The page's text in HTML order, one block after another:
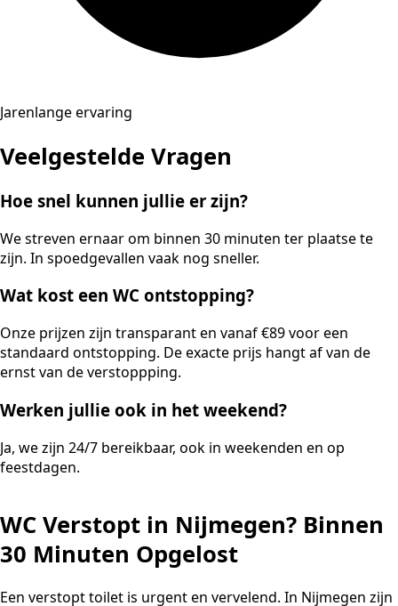
Jarenlange ervaring
Veelgestelde Vragen
Hoe snel kunnen jullie er zijn?
We streven ernaar om binnen 30 minuten ter plaatse te
zijn. In spoedgevallen vaak nog sneller.
Wat kost een WC ontstopping?
Onze prijzen zijn transparant en vanaf €89 voor een
standaard ontstopping. De exacte prijs hangt af van de
ernst van de verstoppping.
Werken jullie ook in het weekend?
Ja, we zijn 24/7 bereikbaar, ook in weekenden en op
feestdagen.
WC Verstopt in Nijmegen? Binnen
30 Minuten Opgelost
Een verstopt toilet is urgent en vervelend. In Nijmegen zijn